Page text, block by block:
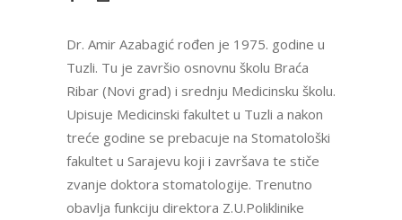
Dr. Amir Azabagić rođen je 1975. godine u
Tuzli. Tu je završio osnovnu školu Braća
Ribar (Novi grad) i srednju Medicinsku školu.
Upisuje Medicinski fakultet u Tuzli a nakon
treće godine se prebacuje na Stomatološki
fakultet u Sarajevu koji i završava te stiče
zvanje doktora stomatologije. Trenutno
obavlja funkciju direktora Z.U.Poliklinike